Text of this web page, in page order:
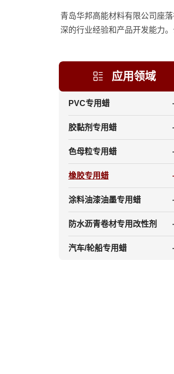
青岛华邦高能材料有限公司座
深的行业经验和产品开发能力
应用领域
PVC专用蜡
胶黏剂专用蜡
色母粒专用蜡
橡胶专用蜡
涂料油漆油墨专用蜡
防水沥青卷材专用改性剂
汽车/轮船专用蜡